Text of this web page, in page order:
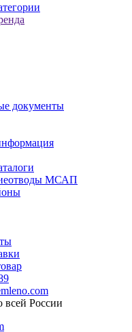
документы
МСАП
всей России